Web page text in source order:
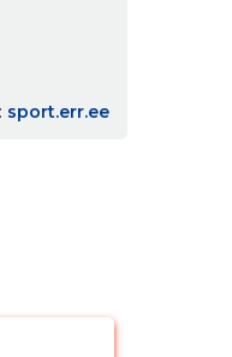
sport.err.ee